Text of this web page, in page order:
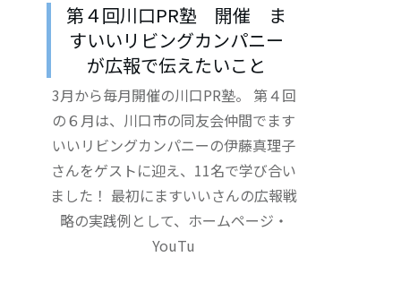
第４回川口PR塾 開催 ま
すいいリビングカンパニー
が広報で伝えたいこと
3月から毎月開催の川口PR塾。 第４回
の６月は、川口市の同友会仲間でます
いいリビングカンパニーの伊藤真理子
さんをゲストに迎え、11名で学び合い
ました！ 最初にますいいさんの広報戦
略の実践例として、ホームページ・
YouTu